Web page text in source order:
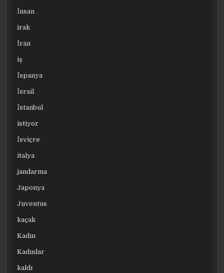
İnsan
irak
İran
iş
İspanya
İsrail
İstanbul
istiyor
İsviçre
italya
jandarma
Japonya
Juventus
kaçak
Kadın
Kadınlar
kaldı